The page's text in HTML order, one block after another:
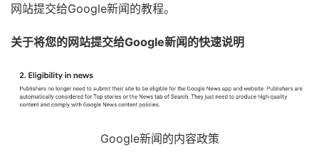
网站提交给Google新闻的教程。
关于将您的网站提交给Google新闻的快速说明
Google新闻的内容政策